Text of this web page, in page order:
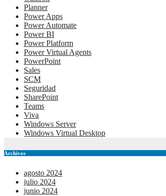
Planner
Power Apps
Power Automate
Power BI
Power Platform
Power Virtual Agents
PowerPoint
Sales
SCM
Seguridad
SharePoint
Teams
Viva
Windows Server
Windows Virtual Desktop
Archivos
agosto 2024
julio 2024
junio 2024